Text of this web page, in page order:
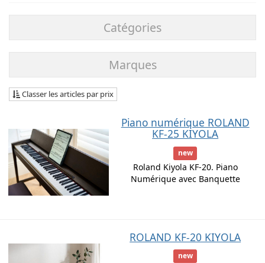
Catégories
Marques
Classer les articles par prix
Piano numérique ROLAND
KF-25 KIYOLA
new
Roland Kiyola KF-20. Piano
Numérique avec Banquette
ROLAND KF-20 KIYOLA
new